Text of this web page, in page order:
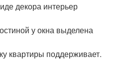
декора интерьер
у окна выделена
квартиры поддерживает.